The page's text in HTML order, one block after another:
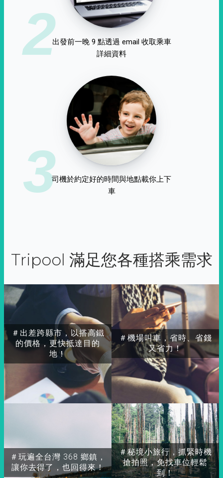
2出發前一晚 9 點透過 email 收取乘車
詳細資料
3司機於約定好的時間與地點載你上下
車
Tripool 滿足您各種搭乘需求
＃出差跨縣市，以搭高鐵
的價格，更快抵達目的
地！
＃玩遍全台灣 368 鄉鎮，
讓你去得了，也回得來！
＃秘境小旅行，抓緊時機
搶拍照，免找車位輕鬆
到！
＃機場叫車，省時、省錢
又省力！